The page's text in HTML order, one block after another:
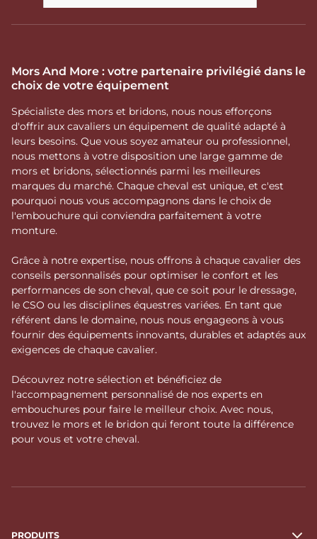
Mors And More : votre partenaire privilégié dans le
choix de votre équipement
Spécialiste des mors et bridons, nous nous efforçons
d'offrir aux cavaliers un équipement de qualité adapté à
leurs besoins. Que vous soyez amateur ou professionnel,
nous mettons à votre disposition une large gamme de
mors et bridons, sélectionnés parmi les meilleures
marques du marché. Chaque cheval est unique, et c'est
pourquoi nous vous accompagnons dans le choix de
l'embouchure qui conviendra parfaitement à votre
monture.
Grâce à notre expertise, nous offrons à chaque cavalier des
conseils personnalisés pour optimiser le confort et les
performances de son cheval, que ce soit pour le dressage,
le CSO ou les disciplines équestres variées. En tant que
référent dans le domaine, nous nous engageons à vous
fournir des équipements innovants, durables et adaptés aux
exigences de chaque cavalier.
Découvrez notre sélection et bénéficiez de
l'accompagnement personnalisé de nos experts en
embouchures pour faire le meilleur choix. Avec nous,
trouvez le mors et le bridon qui feront toute la différence
pour vous et votre cheval.
PRODUITS